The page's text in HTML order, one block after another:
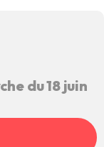
du 18 juin